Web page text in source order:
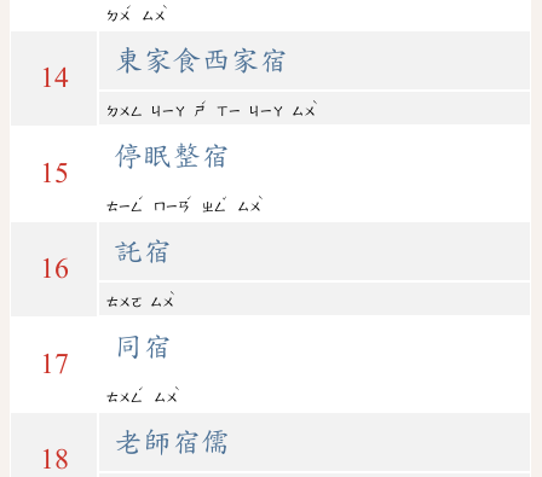
ㄉㄨ
ˊ
ㄙㄨ
ˋ
14
東家食西家宿
ㄉㄨㄥ ㄐㄧㄚ ㄕ
ˊ
ㄒㄧ ㄐㄧㄚ ㄙㄨ
ˋ
15
停眠整宿
ㄊㄧㄥ
ˊ
ㄇㄧㄢ
ˊ
ㄓㄥ
ˇ
ㄙㄨ
ˋ
16
託宿
ㄊㄨㄛ ㄙㄨ
ˋ
17
同宿
ㄊㄨㄥ
ˊ
ㄙㄨ
ˋ
18
老師宿儒